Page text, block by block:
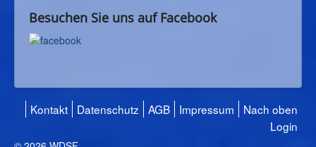
Besuchen Sie uns auf Facebook
Nach oben
Impressum
AGB
Datenschutz
Kontakt
Login